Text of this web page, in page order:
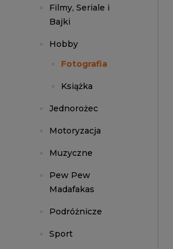
Filmy, Seriale i
Bajki
Hobby
Fotografia
Książka
Jednorożec
Motoryzacja
Muzyczne
Pew Pew
Madafakas
Podróżnicze
Sport